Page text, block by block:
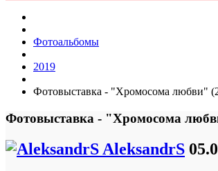
Фотоальбомы
2019
Фотовыставка - "Хромосома любви"
Фотовыставка - "Хромосома
AleksandrS